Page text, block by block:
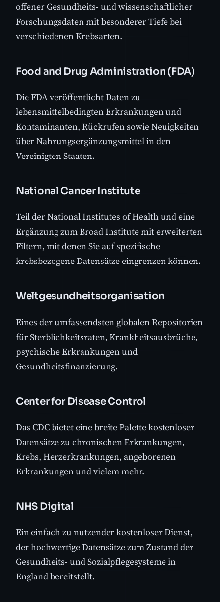
offener Gesundheits- und wissenschaftlicher
Forschungsdaten mit besonderer Tiefe bei
verschiedenen Krebsarten.
Food and Drug Administration (FDA)
Die FDA veröffentlicht Daten zu
lebensmittelbedingten Erkrankungen und
Kontaminanten, Rückrufen sowie Neuigkeiten
über Nahrungsergänzungsmittel in den
Vereinigten Staaten.
National Cancer Institute
Teil der National Institutes of Health und eine
Ergänzung zum Broad Institute mit erweiterten
Filtern, mit denen Sie auf spezifische
krebsbezogene Datensätze eingrenzen können.
Weltgesundheitsorganisation
Eines der umfassendsten globalen Repositorien
für Sterblichkeitsraten, Krankheitsausbrüche,
psychische Erkrankungen und
Gesundheitsfinanzierung.
Center for Disease Control
Das CDC bietet eine breite Palette kostenloser
Datensätze zu chronischen Erkrankungen,
Krebs, Herzerkrankungen, angeborenen
Erkrankungen und vielem mehr.
NHS Digital
Ein einfach zu nutzender kostenloser Dienst,
der hochwertige Datensätze zum Zustand der
Gesundheits- und Sozialpflegesysteme in
England bereitstellt.